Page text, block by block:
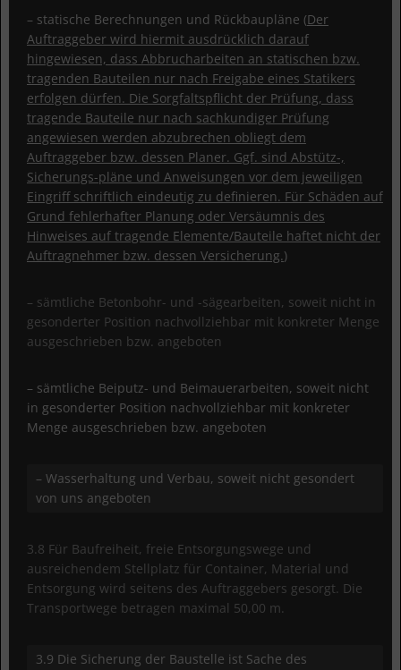
– statische Berechnungen und Rückbaupläne (Der
Auftraggeber wird hiermit ausdrücklich darauf
hingewiesen, dass Abbrucharbeiten an statischen bzw.
tragenden Bauteilen nur nach Freigabe eines Statikers
erfolgen dürfen. Die Sorgfaltspflicht der Prüfung, dass
tragende Bauteile nur nach sachkundiger Prüfung
angewiesen werden abzubrechen obliegt dem
Auftraggeber bzw. dessen Planer. Ggf. sind Abstütz-,
Sicherungs-pläne und Anweisungen vor dem jeweiligen
Eingriff schriftlich eindeutig zu definieren. Für Schäden auf
Grund fehlerhafter Planung oder Versäumnis des
Hinweises auf tragende Elemente/Bauteile haftet nicht der
Auftragnehmer bzw. dessen Versicherung.)
– sämtliche Betonbohr- und -sägearbeiten, soweit nicht in
gesonderter Position nachvollziehbar mit konkreter Menge
ausgeschrieben bzw. angeboten
– sämtliche Beiputz- und Beimauerarbeiten, soweit nicht
in gesonderter Position nachvollziehbar mit konkreter
Menge ausgeschrieben bzw. angeboten
– Wasserhaltung und Verbau, soweit nicht gesondert
von uns angeboten
3.8 Für Baufreiheit, freie Entsorgungswege und
ausreichendem Stellplatz für Container, Material und
Entsorgung wird seitens des Auftraggebers gesorgt. Die
Transportwege betragen maximal 50,00 m.
3.9 Die Sicherung der Baustelle ist Sache des